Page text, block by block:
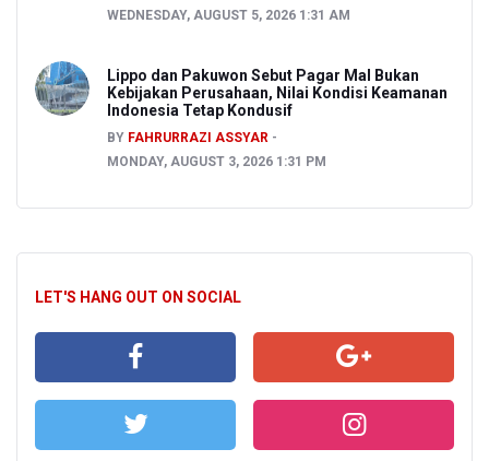
WEDNESDAY, AUGUST 5, 2026 1:31 AM
Lippo dan Pakuwon Sebut Pagar Mal Bukan
Kebijakan Perusahaan, Nilai Kondisi Keamanan
Indonesia Tetap Kondusif
BY FAHRURRAZI ASSYAR
MONDAY, AUGUST 3, 2026 1:31 PM
LET'S HANG OUT ON SOCIAL